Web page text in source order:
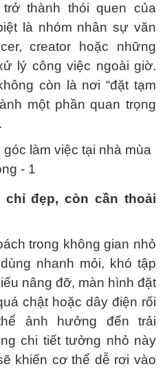
thành thói quen của
là nhóm nhân sự văn
creator hoặc những
lý công việc ngoài giờ.
còn là nơi “đặt tạm
một phần quan trọng
đẹp, còn cần thoải
trong không gian nhỏ
nhanh mỏi, khó tập
nâng đỡ, màn hình đặt
chật hoặc dây điện rối
ảnh hưởng đến trải
chi tiết tưởng nhỏ này
khiến cơ thể dễ rơi vào